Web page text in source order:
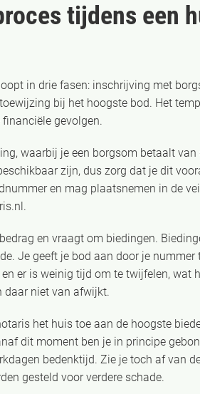
tijdens een
in drie fasen: inschrijving met
bij het hoogste bod. Het
gevolgen.
waarbij je een borgsom betaalt
zijn, dus zorg dat je dit
en mag plaatsnemen in de
en vraagt om biedingen.
Je geeft je bod aan door je
er is weinig tijd om te twijfelen, wat
daar niet van afwijkt.
het huis toe aan de hoogste
dit moment ben je in principe
bedenktijd. Zie je toch af van
gesteld voor verdere schade.